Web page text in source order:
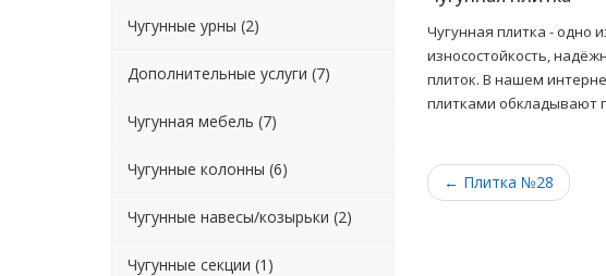
Чугунные урны (2)
Дополнительные услуги (7)
Чугунная мебель (7)
Чугунные колонны (6)
Чугунные навесы/козырьки (2)
Чугунные секции (1)
Чугунная плитка - одно
износостойкость,
плиток. В нашем
плитками обкладывают
← Плитка №28